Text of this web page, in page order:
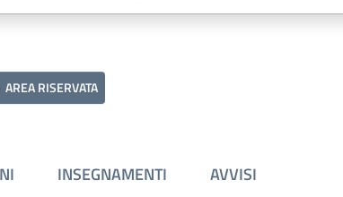
AREA RISERVATA
INSEGNAMENTI AVVISI